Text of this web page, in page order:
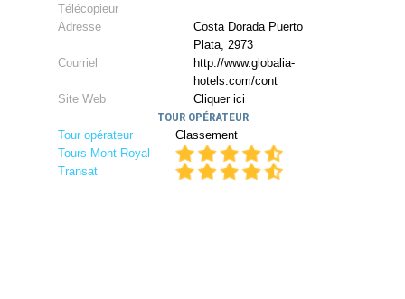
Télécopieur
Adresse
Costa Dorada Puerto
Plata, 2973
Courriel
http://www.globalia-
hotels.com/cont
Site Web
Cliquer ici
TOUR OPÉRATEUR
Tour opérateur
Classement
Tours Mont-Royal
Transat